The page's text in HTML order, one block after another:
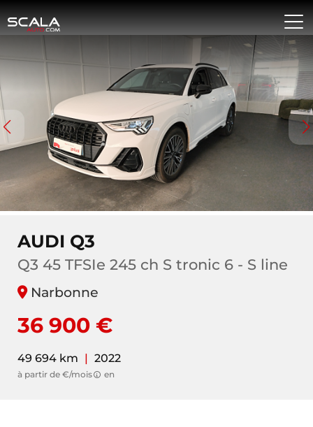
AUDI Q3
Q3 45 TFSIe 245 ch S tronic 6 - S line
Narbonne
36 900 €
49 694 km | 2022
à partir de €/mois en